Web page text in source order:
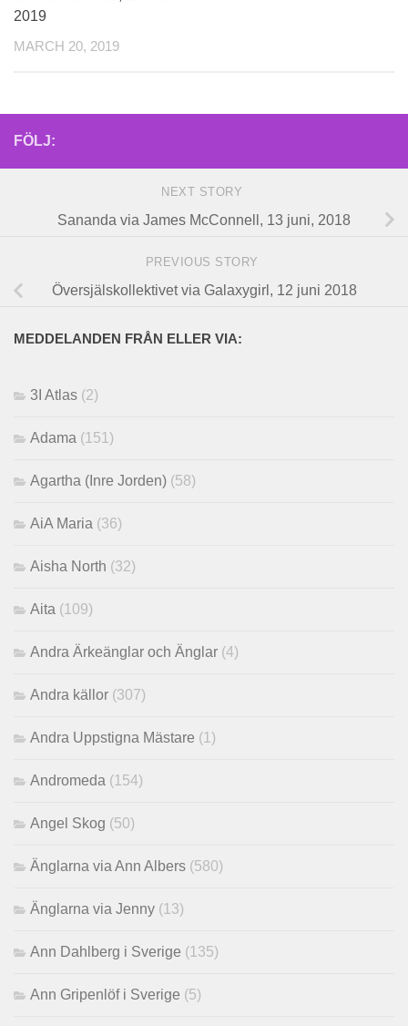
2019
MARCH 20, 2019
FÖLJ:
NEXT STORY
Sananda via James McConnell, 13 juni, 2018
PREVIOUS STORY
Översjälskollektivet via Galaxygirl, 12 juni 2018
MEDDELANDEN FRÅN ELLER VIA:
3I Atlas (2)
Adama (151)
Agartha (Inre Jorden) (58)
AiA Maria (36)
Aisha North (32)
Aita (109)
Andra Ärkeänglar och Änglar (4)
Andra källor (307)
Andra Uppstigna Mästare (1)
Andromeda (154)
Angel Skog (50)
Änglarna via Ann Albers (580)
Änglarna via Jenny (13)
Ann Dahlberg i Sverige (135)
Ann Gripenlöf i Sverige (5)